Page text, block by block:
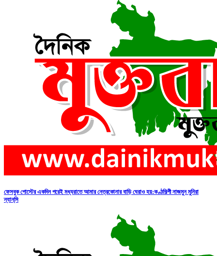
ফেসবুক পোস্টের একদিন পরেই মধ্যরাতে আমার নেত্রকোনার বাড়ি ঘেরাও হয়:কণ্ঠশিল্পী নাজমুন মুনিরা
ন্যান্‌সি